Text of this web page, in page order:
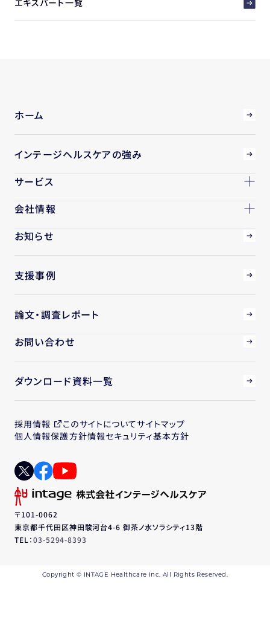
エキスパート一覧
ホーム
インテージヘルスケアの強み
サービス
会社情報
お知らせ
支援事例
論文・調査レポート
お問い合わせ
ダウンロード資料一覧
採用情報 このサイトについてサイトマップ
個人情報保護方針情報セキュリティ基本方針
〒101-0062
東京都千代田区神田駿河台4-6 御茶ノ水ソラシティ13階
TEL：03-5294-8393
Copyright © INTAGE Healthcare Inc. All Rights Reserved.